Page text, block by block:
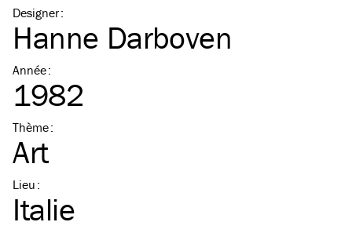
Designer:
Hanne Darboven
Année:
1982
Thème:
Art
Lieu :
Italie